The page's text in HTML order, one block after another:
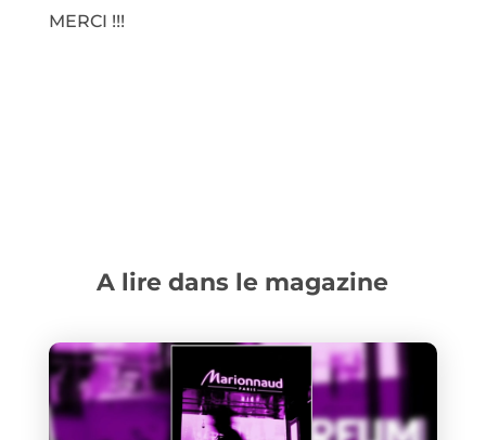
MERCI !!!
A lire dans le magazine